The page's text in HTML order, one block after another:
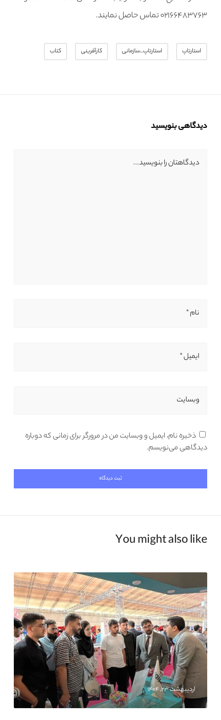
۰۲۱۶۶۴۸۳۷۶۳تماس حاصل نمایند.
استارتاپ استارتاپ_سازمانی کارآفرینی کتاب
دیدگاهی بنویسید
دیدگاهتان را بنویسید...
نام *
ایمیل *
وبسایت
ذخیره نام، ایمیل و وبسایت من در مرورگر برای زمانی که دوباره
دیدگاهی می‌نویسم.
You might also like
اردیبهشت ۲۳, ۱۴۰۴